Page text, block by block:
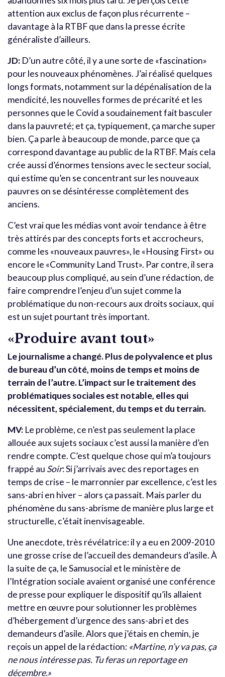
attention aux exclus de façon plus récurrente –
davantage à la RTBF que dans la presse écrite
généraliste d’ailleurs.
JD: D’un autre côté, il y a une sorte de «fascination»
pour les nouveaux phénomènes. J’ai réalisé quelques
longs formats, notamment sur la dépénalisation de la
mendicité, les nouvelles formes de précarité et les
personnes que le Covid a soudainement fait basculer
dans la pauvreté; et ça, typiquement, ça marche super
bien. Ça parle à beaucoup de monde, parce que ça
correspond davantage au public de la RTBF. Mais cela
crée aussi d’énormes tensions avec le secteur social,
qui estime qu’en se concentrant sur les nouveaux
pauvres on se désintéresse complètement des
anciens.
C’est vrai que les médias vont avoir tendance à être
très attirés par des concepts forts et accrocheurs,
comme les «nouveaux pauvres», le «Housing First» ou
encore le «Community Land Trust». Par contre, il sera
beaucoup plus compliqué, au sein d’une rédaction, de
faire comprendre l’enjeu d’un sujet comme la
problématique du non-recours aux droits sociaux, qui
est un sujet pourtant très important.
«Produire avant tout»
Le journalisme a changé. Plus de polyvalence et plus
de bureau d’un côté, moins de temps et moins de
terrain de l’autre. L’impact sur le traitement des
problématiques sociales est notable, elles qui
nécessitent, spécialement, du temps et du terrain.
MV: Le problème, ce n’est pas seulement la place
allouée aux sujets sociaux c’est aussi la manière d’en
rendre compte. C’est quelque chose qui m’a toujours
frappé au Soir: Si j’arrivais avec des reportages en
temps de crise – le marronnier par excellence, c’est les
sans-abri en hiver – alors ça passait. Mais parler du
phénomène du sans-abrisme de manière plus large et
structurelle, c’était inenvisageable.
Une anecdote, très révélatrice: il y a eu en 2009-2010
une grosse crise de l’accueil des demandeurs d’asile. À
la suite de ça, le Samusocial et le ministère de
l’Intégration sociale avaient organisé une conférence
de presse pour expliquer le dispositif qu’ils allaient
mettre en œuvre pour solutionner les problèmes
d’hébergement d’urgence des sans-abri et des
demandeurs d’asile. Alors que j’étais en chemin, je
reçois un appel de la rédaction: «Martine, n’y va pas, ça
ne nous intéresse pas. Tu feras un reportage en
décembre.»